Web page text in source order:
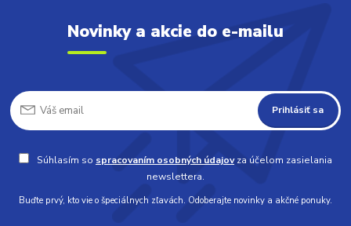
Novinky a akcie do e-mailu
Prihlásiť sa
Súhlasím so spracovaním osobných údajovza účelom zasielania
newslettera.
Buďte prvý, kto vie o špeciálnych zľavách. Odoberajte novinky a akčné ponuky.